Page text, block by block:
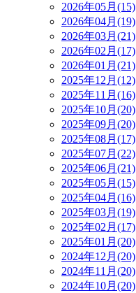
2026年05月(15)
2026年04月(19)
2026年03月(21)
2026年02月(17)
2026年01月(21)
2025年12月(12)
2025年11月(16)
2025年10月(20)
2025年09月(20)
2025年08月(17)
2025年07月(22)
2025年06月(21)
2025年05月(15)
2025年04月(16)
2025年03月(19)
2025年02月(17)
2025年01月(20)
2024年12月(20)
2024年11月(20)
2024年10月(20)